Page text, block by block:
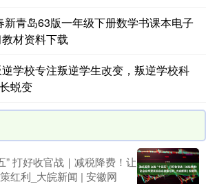
青岛63版一年级下册数学书课本电子
材资料下载
学校专注叛逆学生改变，叛逆学校科
蜕变
” 打好收官战｜减税降费！让
红利_大皖新闻 | 安徽网